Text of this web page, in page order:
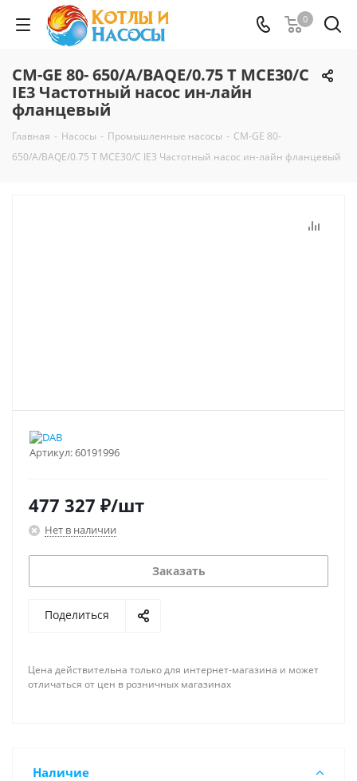
0
CM-GE 80- 650/A/BAQE/0.75 T MCE30/C
IE3 Частотный насос ин-лайн
фланцевый
Главная - Насосы - Промышленные насосы - CM-GE 80-
650/A/BAQE/0.75 T MCE30/C IE3 Частотный насос ин-лайн фланцевый
Артикул:60191996
477 327 ₽/шт
Нет в наличии
Заказать
Поделиться
Цена действительна только для интернет-магазина и может
отличаться от цен в розничных магазинах
Наличие